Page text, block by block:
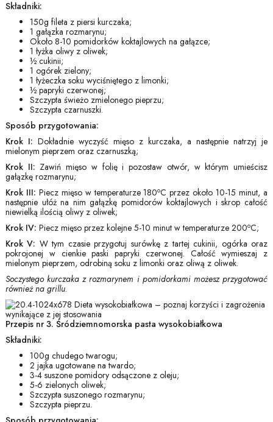
Składniki:
150g fileta z piersi kurczaka;
1 gałązka rozmarynu;
Około 8-10 pomidorków koktajlowych na gałązce;
1 łyżka oliwy z oliwek;
½ cukinii;
1 ogórek zielony;
1 łyżeczka soku wyciśniętego z limonki;
½ papryki czerwonej;
Szczypta świeżo zmielonego pieprzu;
Szczypta czarnuszki.
Sposób przygotowania:
Krok I: Dokładnie wyczyść mięso z kurczaka, a następnie natrzyj je
mielonym pieprzem oraz czarnuszką;
Krok II: Zawiń mięso w folię i pozostaw otwór, w którym umieścisz
gałązkę rozmarynu;
Krok III: Piecz mięso w temperaturze 180oC przez około 10-15 minut, a
następnie ułóż na nim gałązkę pomidorów koktajlowych i skrop całość
niewielką ilością oliwy z oliwek;
Krok IV: Piecz mięso przez kolejne 5-10 minut w temperaturze 200oC;
Krok V: W tym czasie przygotuj surówkę z tartej cukinii, ogórka oraz
pokrojonej w cienkie paski papryki czerwonej. Całość wymieszaj z
mielonym pieprzem, odrobiną soku z limonki oraz oliwą z oliwek.
Soczystego kurczaka z rozmarynem i pomidorkami możesz przygotować
również na grillu.
Przepis nr 3. Śródziemnomorska pasta wysokobiałkowa
Składniki:
100g chudego twarogu;
2 jajka ugotowane na twardo;
3-4 suszone pomidory odsączone z oleju;
5-6 zielonych oliwek;
Szczypta suszonego rozmarynu;
Szczypta pieprzu.